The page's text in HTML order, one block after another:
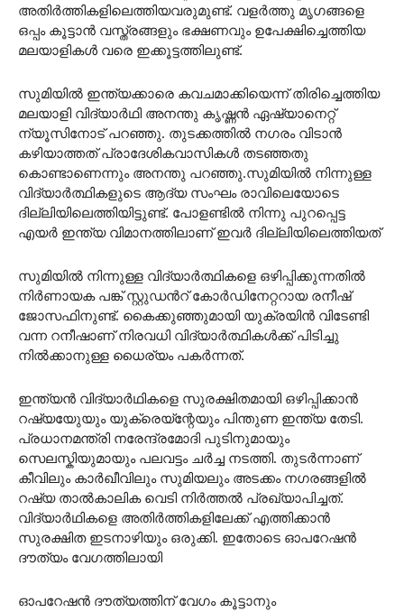
അതി‌ർത്തികളിലെത്തിയവരുമുണ്ട്. വളർത്തു മൃ​ഗങ്ങളെ
ഒപ്പം കൂട്ടാൻ വസ്ത്രങ്ങളും ഭക്ഷണവും ഉപേക്ഷിച്ചെത്തിയ
മലയാളികൾ വരെ ഇക്കൂട്ടത്തിലുണ്ട്.
സുമിയിൽ ഇന്ത്യക്കാരെ കവചമാക്കിയെന്ന് തിരിച്ചെത്തിയ
മലയാളി വിദ്യാർഥി അനന്തു കൃഷ്ണൻ ഏഷ്യാനെറ്റ്
ന്യൂസിനോട് പറഞ്ഞു. തുടക്കത്തിൽ നഗരം വിടാൻ
കഴിയാത്തത് പ്രാദേശികവാസികൾ തടഞ്ഞതു
കൊണ്ടാണെന്നും അനന്തു പറഞ്ഞു.സുമിയിൽ നിന്നുള്ള
വിദ്യാർത്ഥികളുടെ ആദ്യ സംഘം രാവിലെയോടെ
ദില്ലിയിലെത്തിയിട്ടുണ്ട്. പോളണ്ടിൽ നിന്നു പുറപ്പെട്ട
എയർ ഇന്ത്യ വിമാനത്തിലാണ് ഇവർ ദില്ലിയിലെത്തിയത്
സുമിയിൽ നിന്നുള്ള വിദ്യാർത്ഥികളെ ഒഴിപ്പിക്കുന്നതിൽ
നിർണായക പങ്ക് സ്റ്റുഡൻറ് കോർഡിനേറ്ററായ രനീഷ്
ജോസഫിനുണ്ട്. കൈക്കുഞ്ഞുമായി യുക്രയിൻ വിടേണ്ടി
വന്ന റനീഷാണ് നിരവധി വിദ്യാർത്ഥികൾക്ക് പിടിച്ചു
നിൽക്കാനുള്ള ധൈര്യം പകർന്നത്.
ഇന്ത്യൻ വിദ്യാർഥികളെ സുരക്ഷിതമായി ഒഴിപ്പിക്കാൻ
റഷ്യയുേയും യുക്രെയ്ന്റേയും പിന്തുണ ഇന്ത്യ തേടി.
പ്രധാനമന്ത്രി നരേന്ദ്രമോദി പുടിനുമായും
സെലസ്കിയുമായും പലവട്ടം ചർച്ച നടത്തി. തുടർന്നാണ്
കീവിലും കാർഖീവിലും സുമിയലും അടക്കം ന​ഗരങ്ങളിൽ
റഷ്യ താൽകാലിക വെടി നിർത്തൽ പ്രഖ്യാപിച്ചത്.
വിദ്യാർഥികളെ അതിർത്തികളിലേക്ക് എത്തിക്കാൻ
സുരക്ഷിത ഇടനാഴിയും ഒരുക്കി. ഇതോടെ ഓപറേഷൻ
ദൗത്യം വേ​ഗത്തിലായി
ഓപറേഷൻ ദൗത്യത്തിന് വേ​ഗം കൂട്ടാനും